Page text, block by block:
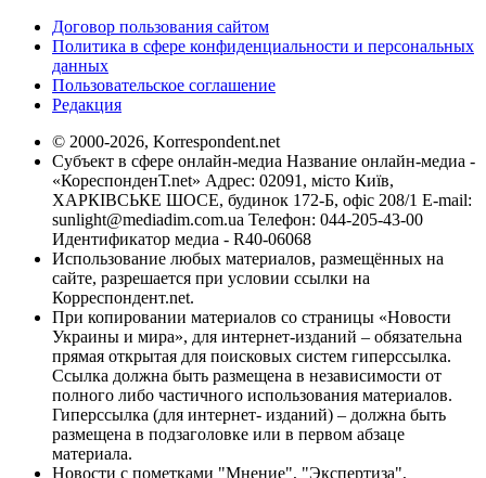
Договор пользования сайтом
Политика в сфере конфиденциальности и персональных
данных
Пользовательское соглашение
Редакция
© 2000-2026, Korrespondent.net
Субъект в сфере онлайн-медиа Название онлайн-медиа -
«КореспонденТ.net» Адрес: 02091, місто Київ,
ХАРКІВСЬКЕ ШОСЕ, будинок 172-Б, офіс 208/1 E-mail:
sunlight@mediadim.com.ua Телефон: 044-205-43-00
Идентификатор медиа - R40-06068
Использование любых материалов, размещённых на
сайте, разрешается при условии ссылки на
Корреспондент.net.
При копировании материалов со страницы «Новости
Украины и мира», для интернет-изданий – обязательна
прямая открытая для поисковых систем гиперссылка.
Ссылка должна быть размещена в независимости от
полного либо частичного использования материалов.
Гиперссылка (для интернет- изданий) – должна быть
размещена в подзаголовке или в первом абзаце
материала.
Новости с пометками "Мнение", "Экспертиза",